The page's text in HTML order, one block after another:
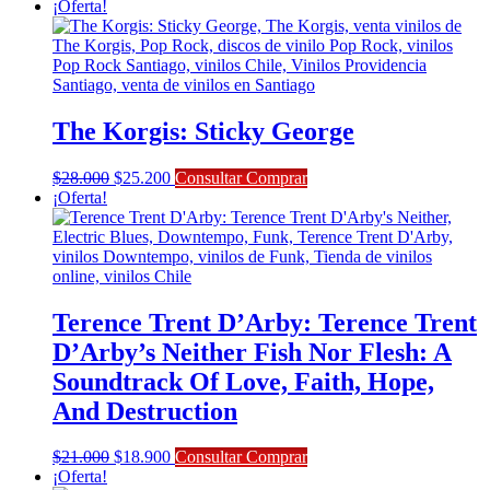
original
era:
$28.000.
actual
es:
$25.200.
¡Oferta!
The Korgis: Sticky George
$28.000 El
original
era:
$28.000.
$25.200El
actual
es:
$25.200.
Consultar Comprar
¡Oferta!
Terence Trent D’Arby: Terence Trent
D’Arby’s Neither Fish Nor Flesh: A
Soundtrack Of Love, Faith, Hope,
And Destruction
$21.000 El
$18.900ElConsultar Comprar
¡Oferta!